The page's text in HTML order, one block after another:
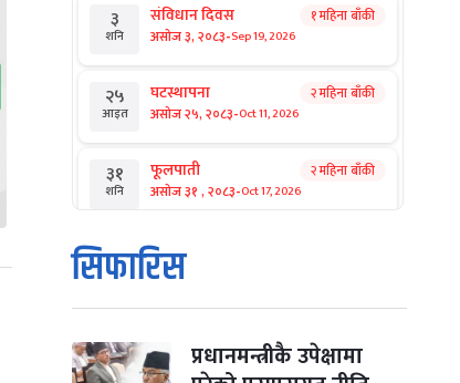
३
शनि
संविधान दिवस
असोज ३, २०८३-Sep 19, 2026
१ महिना बाँकी
२५
आइत
घटस्थापना
असोज २५, २०८३-Oct 11, 2026
२ महिना बाँकी
३१
शनि
फूलपाती
असोज ३१ , २०८३-Oct 17, 2026
२ महिना बाँकी
१
आइत
कार्तिक सङ्क्रान्ति
कार्तिक १, २०८३
मंगल कार्तिक ३, २०८३-Oct 20, 2026
सिफारिस
प्रधानमन्त्रीकै उपेक्षामा